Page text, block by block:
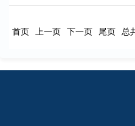
首页 上一页 下一页 尾页 总